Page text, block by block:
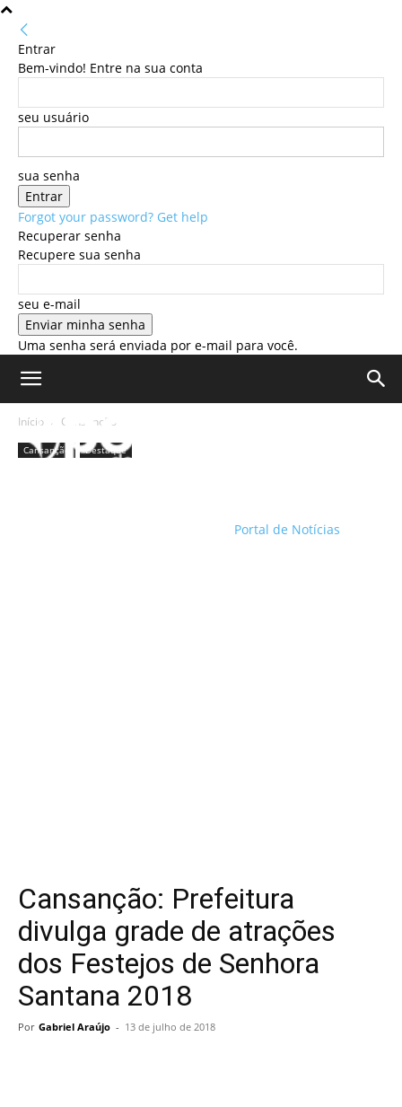
Entrar
Bem-vindo! Entre na sua conta
seu usuário
sua senha
Forgot your password? Get help
Recuperar senha
Recupere sua senha
seu e-mail
Uma senha será enviada por e-mail para você.
Portal de Notícias
Início Cansanção
Cansanção Destaque
Cansanção: Prefeitura
divulga grade de atrações
dos Festejos de Senhora
Santana 2018
Por Gabriel Araújo - 13 de julho de 2018